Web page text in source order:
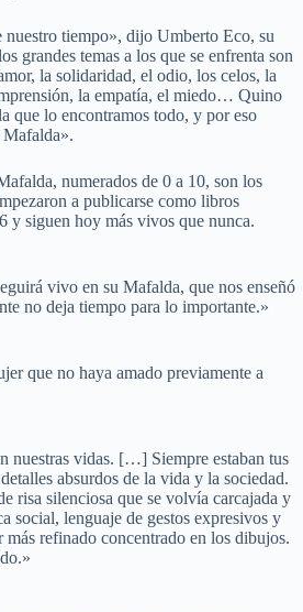
nuestro tiempo», dijo Umberto Eco, su
grandes temas a los que se enfrenta son
la solidaridad, el odio, los celos, la
la empatía, el miedo… Quino
que lo encontramos todo, y por eso
Mafalda».
numerados de 0 a 10, son los
a publicarse como libros
y siguen hoy más vivos que nunca.
vivo en su Mafalda, que nos enseñó
no deja tiempo para lo importante.»
que no haya amado previamente a
nuestras vidas. […] Siempre estaban tus
absurdos de la vida y la sociedad.
risa silenciosa que se volvía carcajada y
social, lenguaje de gestos expresivos y
más refinado concentrado en los dibujos.